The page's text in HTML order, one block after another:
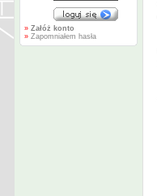
» Załóż konto
» Zapomniałem hasła